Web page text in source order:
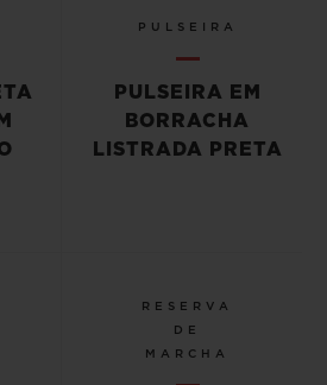
PULSEIRA
PULSEIRA EM
BORRACHA
LISTRADA PRETA
RESERVA
DE
MARCHA